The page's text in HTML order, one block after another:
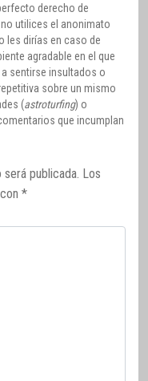
derecho de
utilices el anonimato
les dirías en caso de
agradable en el que
sentirse insultados o
sobre un mismo
(astroturfing) o
que incumplan
publicada. Los
*